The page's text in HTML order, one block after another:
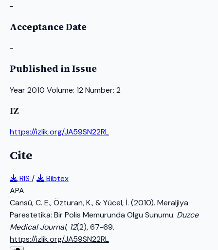
-
Acceptance Date
-
Published in Issue
Year 2010 Volume: 12 Number: 2
IZ
https://izlik.org/JA59SN22RL
Cite
RIS /
Bibtex
APA
Cansü, C. E., Özturan, K., & Yücel, İ. (2010). Meraljiya
Parestetika: Bir Polis Memurunda Olgu Sunumu. Duzce
Medical Journal, 12(2), 67-69.
https://izlik.org/JA59SN22RL